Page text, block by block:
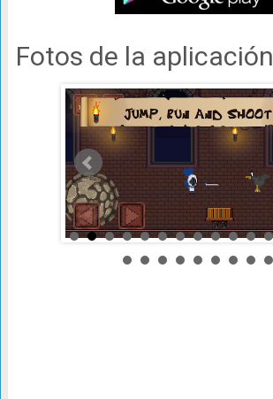
Fotos de la aplicación